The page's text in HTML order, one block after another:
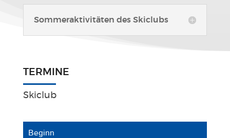
Sommeraktivitäten des Skiclubs
TERMINE
Skiclub
Beginn